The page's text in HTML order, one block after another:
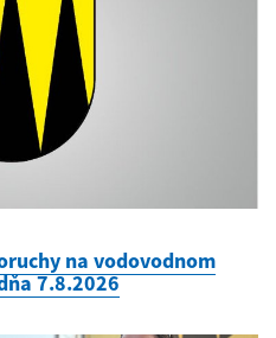
na vodovodnom
7.8.2026